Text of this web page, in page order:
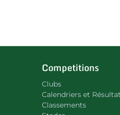
Competitions
Clubs
Calendriers et
Classements